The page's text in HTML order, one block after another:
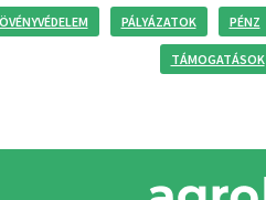
PÁLYÁZATOK PÉNZ
TÁMOGATÁSOK